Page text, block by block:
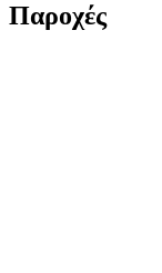
Παροχές